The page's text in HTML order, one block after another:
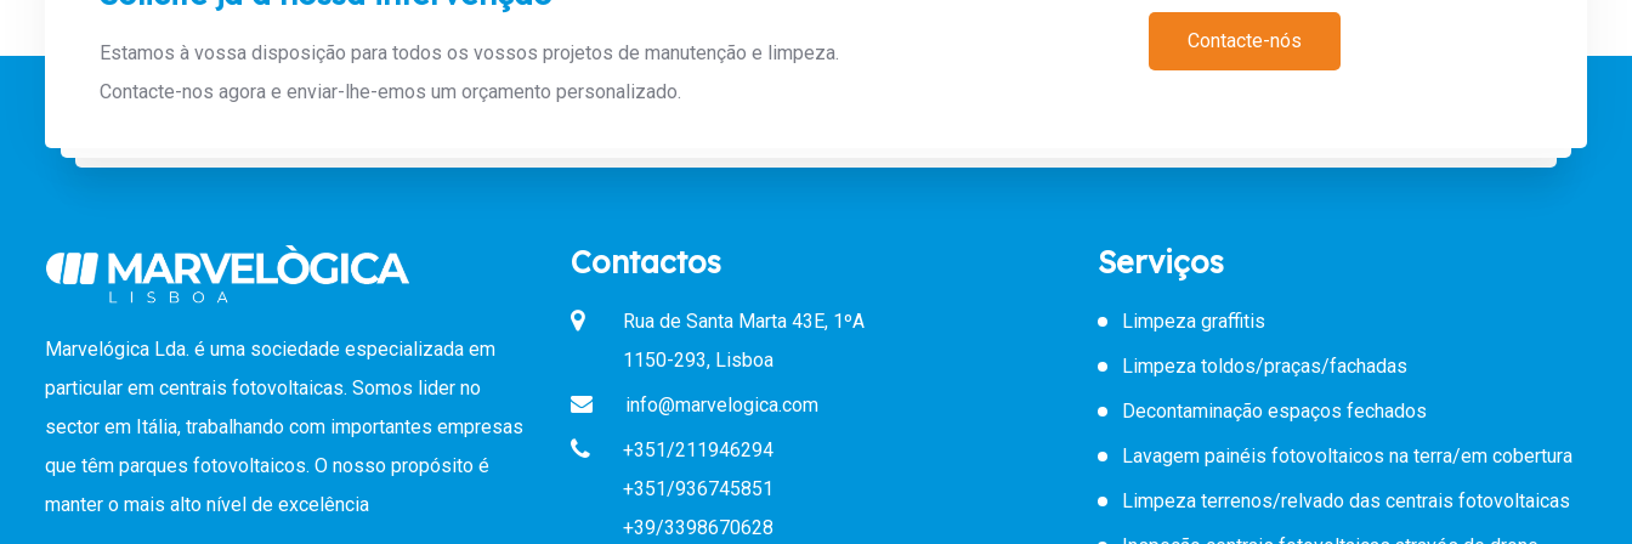
Estamos à vossa disposição para todos os vossos projetos de manutenção e limpeza.
Contacte-nos agora e enviar-lhe-emos um orçamento personalizado.
Contacte-nós
Marvelógica Lda. é uma sociedade especializada em
particular em centrais fotovoltaicas. Somos lider no
sector em Itália, trabalhando com importantes empresas
que têm parques fotovoltaicos. O nosso propósito é
manter o mais alto nível de excelência
Contactos
Rua de Santa Marta 43E, 1ºA
1150-293, Lisboa
info@marvelogica.com
+351/211946294
+351/936745851
+39/3398670628
Serviços
Limpeza graffitis
Limpeza toldos/praças/fachadas
Decontaminação espaços fechados
Lavagem painéis fotovoltaicos na terra/em cobertura
Limpeza terrenos/relvado das centrais fotovoltaicas